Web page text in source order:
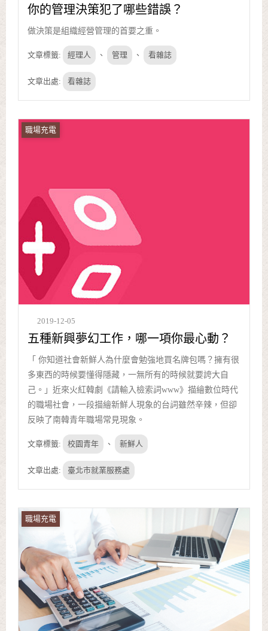
你的管理決策犯了哪些錯誤？
做決策是組織經營管理的首要之重。
文章標籤: 經理人 、 管理 、 看雜誌
文章出處: 看雜誌
職場充電
2019-12-05
五種新興夢幻工作，哪一項你最心動？
「 你知道社會新鮮人為什麼會勉強地買名牌包嗎？擁有很
多東西的時候要懂得隱藏，一無所有的時候就要誇大自
己。」近來火紅韓劇《請輸入檢索詞www》描繪數位時代
的職場社會，一段描繪新鮮人現象的台詞雖然辛辣，但卻
反映了南韓青年職場常見現象。
文章標籤: 校園青年 、 新鮮人
文章出處: 臺北市就業服務處
職場充電